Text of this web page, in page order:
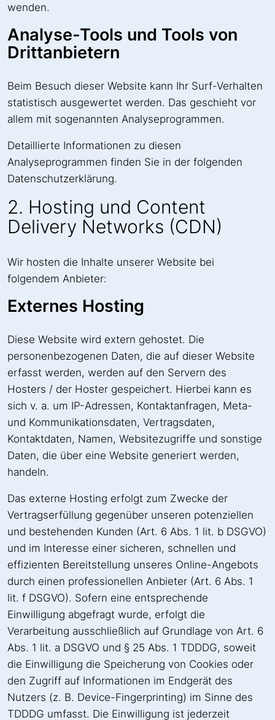
wenden.
Analyse-Tools und Tools von
Dritt­anbietern
Beim Besuch dieser Website kann Ihr Surf-Verhalten
statistisch ausgewertet werden. Das geschieht vor
allem mit sogenannten Analyseprogrammen.
Detaillierte Informationen zu diesen
Analyseprogrammen finden Sie in der folgenden
Datenschutzerklärung.
2. Hosting und Content
Delivery Networks (CDN)
Wir hosten die Inhalte unserer Website bei
folgendem Anbieter:
Externes Hosting
Diese Website wird extern gehostet. Die
personenbezogenen Daten, die auf dieser Website
erfasst werden, werden auf den Servern des
Hosters / der Hoster gespeichert. Hierbei kann es
sich v. a. um IP-Adressen, Kontaktanfragen, Meta-
und Kommunikationsdaten, Vertragsdaten,
Kontaktdaten, Namen, Websitezugriffe und sonstige
Daten, die über eine Website generiert werden,
handeln.
Das externe Hosting erfolgt zum Zwecke der
Vertragserfüllung gegenüber unseren potenziellen
und bestehenden Kunden (Art. 6 Abs. 1 lit. b DSGVO)
und im Interesse einer sicheren, schnellen und
effizienten Bereitstellung unseres Online-Angebots
durch einen professionellen Anbieter (Art. 6 Abs. 1
lit. f DSGVO). Sofern eine entsprechende
Einwilligung abgefragt wurde, erfolgt die
Verarbeitung ausschließlich auf Grundlage von Art. 6
Abs. 1 lit. a DSGVO und § 25 Abs. 1 TDDDG, soweit
die Einwilligung die Speicherung von Cookies oder
den Zugriff auf Informationen im Endgerät des
Nutzers (z. B. Device-Fingerprinting) im Sinne des
TDDDG umfasst. Die Einwilligung ist jederzeit